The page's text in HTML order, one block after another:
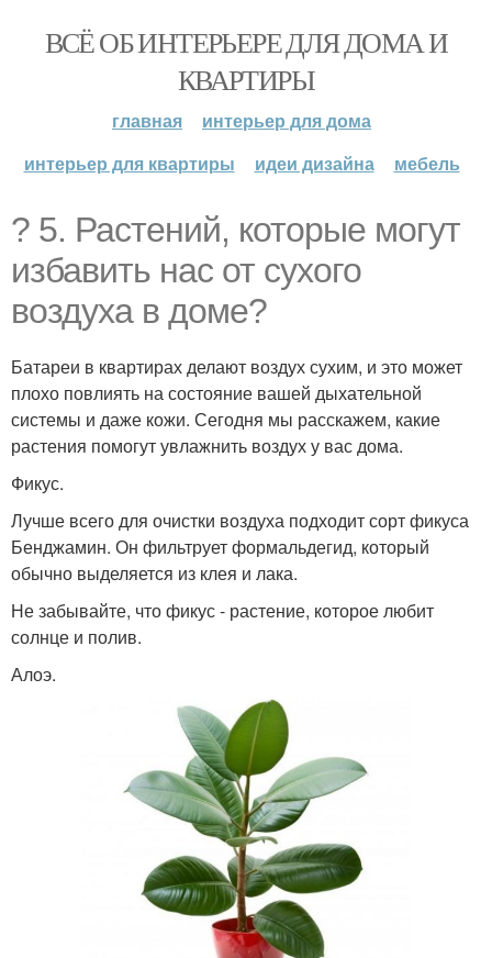
ВСЁ ОБ ИНТЕРЬЕРЕ ДЛЯ ДОМА И
КВАРТИРЫ
главная
интерьер для дома
интерьер для квартиры
идеи дизайна мебель
? 5. Растений, которые могут
избавить нас от сухого
воздуха в доме?
Батареи в квартирах делают воздух сухим, и это может
плохо повлиять на состояние вашей дыхательной
системы и даже кожи. Сегодня мы расскажем, какие
растения помогут увлажнить воздух у вас дома.
Фикус.
Лучше всего для очистки воздуха подходит сорт фикуса
Бенджамин. Он фильтрует формальдегид, который
обычно выделяется из клея и лака.
Не забывайте, что фикус - растение, которое любит
солнце и полив.
Алоэ.